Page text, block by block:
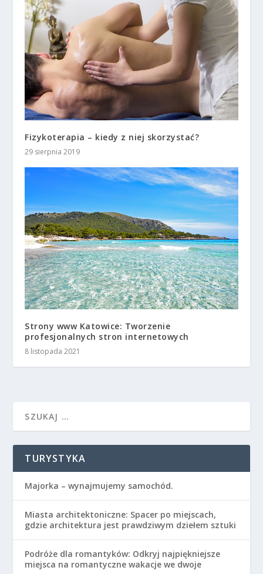
Fizykoterapia – kiedy z niej skorzystać?
29 sierpnia 2019
Strony www Katowice: Tworzenie
profesjonalnych stron internetowych
8 listopada 2021
TURYSTYKA
Majorka – wynajmujemy samochód.
Miasta architektoniczne: Spacer po miejscach,
gdzie architektura jest prawdziwym dziełem sztuki
Podróże dla romantyków: Odkryj najpiękniejsze
miejsca na romantyczne wakacje we dwoje